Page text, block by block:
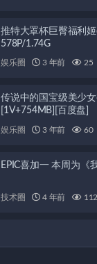
推特大罩杯巨臀福利
578P/1.74G
娱乐圈 3 年前 25
传说中的国宝级美少
[1V+754MB][百度盘]
娱乐圈 3 年前 60
EPIC喜加一 本周为《
技术圈 4 年前 112